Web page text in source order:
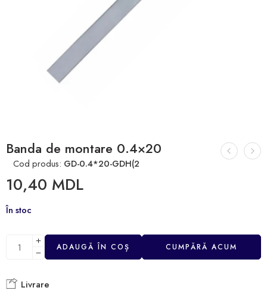
Banda de montare 0.4×20
Cod produs: GD-0.4*20-GDH(2
10,40 MDL
În stoc
ADAUGĂ ÎN COȘ CUMPĂRĂ ACUM
Livrare